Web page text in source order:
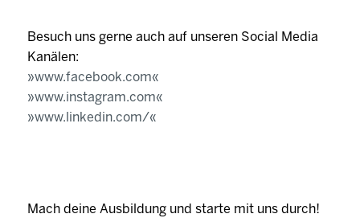
Besuch uns gerne auch auf unseren Social Media
Kanälen:
www.facebook.com
www.instagram.com
www.linkedin.com/
Mach deine Ausbildung und starte mit uns durch!